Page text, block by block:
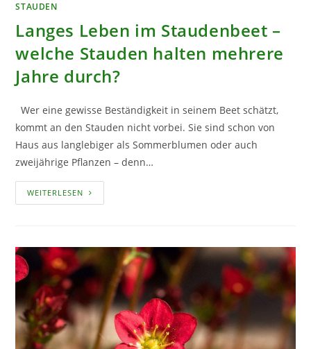
STAUDEN
Langes Leben im Staudenbeet –
welche Stauden halten mehrere
Jahre durch?
Wer eine gewisse Beständigkeit in seinem Beet schätzt,
kommt an den Stauden nicht vorbei. Sie sind schon von
Haus aus langlebiger als Sommerblumen oder auch
zweijährige Pflanzen – denn…
WEITERLESEN LANGES
LEBEN
STAUDEN
HALTEN
MEHRERE
JAHRE
DURCH?